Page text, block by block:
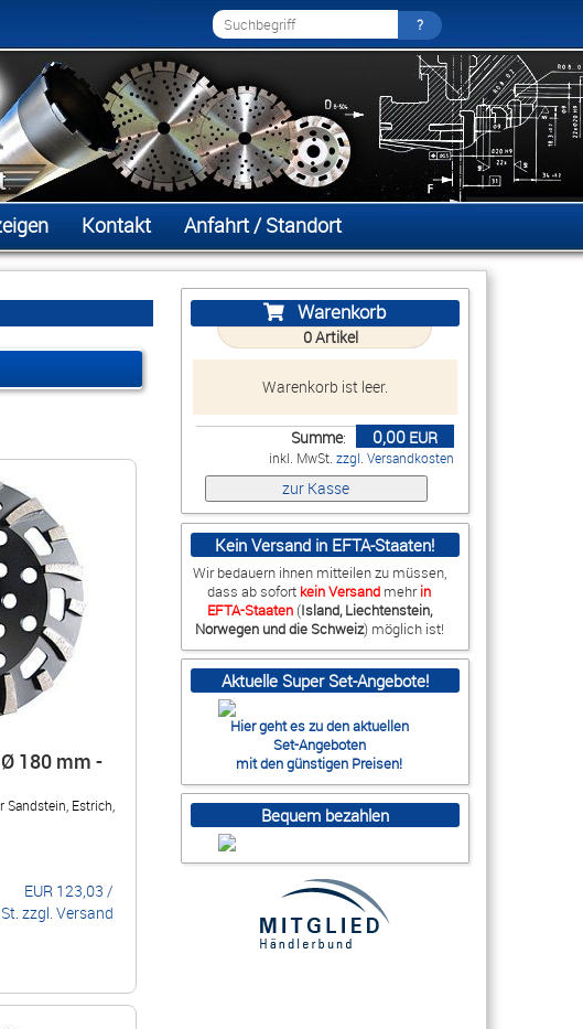
Kontakt
Anfahrt / Standort
180 mm -
Estrich,
EUR 123,03 /
zzgl. Versand
Warenkorb
0Artikel
Warenkorb ist leer.
Summe: 0,00 EUR
inkl. MwSt. zzgl. Versandkosten
Kein Versand in EFTA-Staaten!
Wir bedauern ihnen mitteilen zu müssen,
dass ab sofort keinVersand mehrin
EFTA-Staaten(Island, Liechtenstein,
Norwegen und die Schweiz) möglich ist!
Aktuelle Super Set-Angebote!
Hier geht es zu den aktuellen
Set-Angeboten
mit den günstigen Preisen!
Bequem bezahlen